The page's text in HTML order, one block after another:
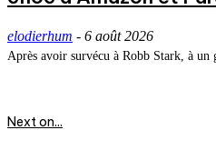
elodierhum - 6 août 2026
Après avoir survécu à Robb Stark, à un
Next on...